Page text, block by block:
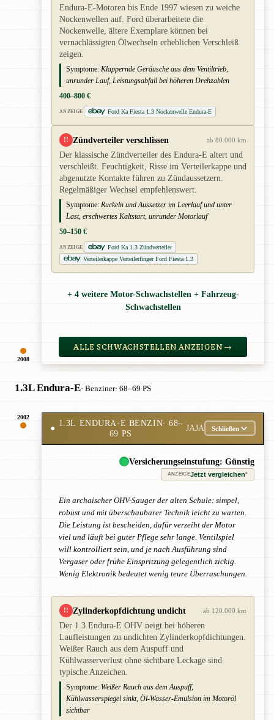
2008
Endura-E-Motoren bis Ende 1997 wiesen zu weiche
Nockenwellen auf. Ford überarbeitete die
Nockenwelle, ältere Exemplare können bei
vernachlässigten Ölwechseln erheblichen Verschleiß
zeigen.
Symptome: Klappernde Geräusche aus dem Ventiltrieb,
unrunder Lauf, Leistungsabfall bei höheren Drehzahlen
400–800 €
ANZEIGE Ford Ka Fiesta 1.3 Nockenwelle Endura-E
!! Zündverteiler verschlissen ab 80.000 km
Der klassische Zündverteiler des Endura-E altert und
verschleißt. Feuchtigkeit, Risse im Verteilerkappe und
abgenutzte Kontakte führen zu Zündaussetzern.
Regelmäßiger Wechsel empfehlenswert.
Symptome: Ruckeln und Aussetzer im Leerlauf und unter
Last, erschwertes Kaltstart, unrunder Motorlauf
50–150 €
ANZEIGE
Ford Ka 1.3 Zündverteiler
Verteilerkappe Verteilerfinger Ford Fiesta 1.3
+ 4 weitere Motor-Schwachstellen + Fahrzeug-
Schwachstellen
ALLE SCHWACHSTELLEN ANZEIGEN →
1.3L Endura-E· Benziner· 68–69 PS
2002
●
1.3L ENDURA-E BENZIN· 68–
69 PS
JAJA Schließen
Versicherungseinstufung: Günstig
ANZEIGEJetzt vergleichen*
Ein archaischer OHV-Sauger der alten Schule: simpel,
robust und mit überschaubarer Technik leicht zu warten.
Die Leistung ist bescheiden, dafür verzeiht der Motor
viel und läuft bei guter Pflege sehr lange. Ventilspiel
will kontrolliert sein, und je nach Ausführung sind
Vergaser oder frühe Einspritzung gelegentlich zickig.
Wenig Elektronik bedeutet wenig teure Überraschungen.
!! Zylinderkopfdichtung undicht ab 120.000 km
Der 1.3 Endura-E OHV neigt bei höheren
Laufleistungen zu undichten Zylinderkopfdichtungen.
Weißer Rauch aus dem Auspuff und
Kühlwasserverlust ohne sichtbare Leckage sind
typische Anzeichen.
Symptome: Weißer Rauch aus dem Auspuff,
Kühlwasserspiegel sinkt, Öl-Wasser-Emulsion im Motoröl
sichtbar